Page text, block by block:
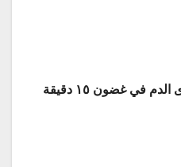
الدم في غضون ١٥ دقيقة